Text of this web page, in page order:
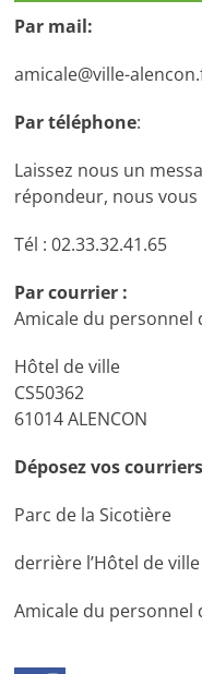
Par mail:
amicale@ville-
Par téléphone:
Laissez nous un
répondeur, nous
Tél : 02.33.32.41.65
Par courrier :
Amicale du personnel
Hôtel de ville
CS50362
61014 ALENCON
Déposez vos courriers
Parc de la Sicotière
derrière l’Hôtel de ville
Amicale du personnel